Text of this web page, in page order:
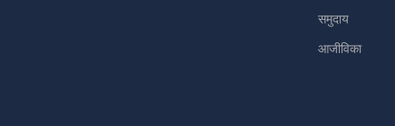
समुदाय
आजीविका